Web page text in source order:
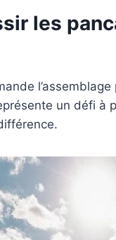
les
un défi à